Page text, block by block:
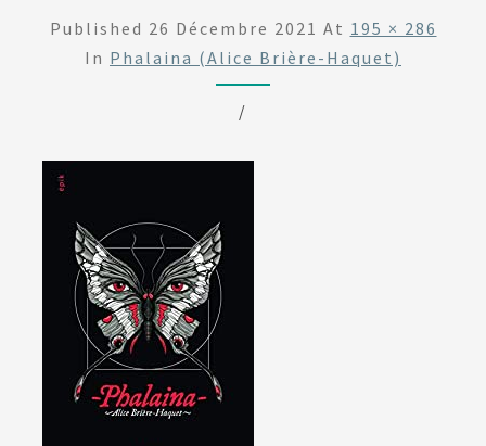
Published 26 Décembre 2021 At 195 × 286
In Phalaina (Alice Brière-Haquet)
/